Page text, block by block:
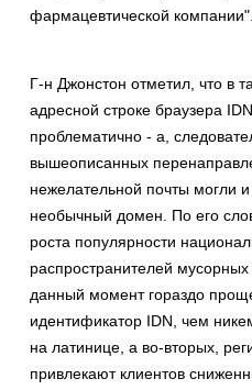
фармацевтической компании".
Г-н Джонстон отметил, что в
адресной строке браузера
проблематично - а,
вышеописанных
нежелательной почты могли
необычный домен. По его
роста популярности
распространителей
данный момент гораздо
идентификатор IDN, чем
на латинице, а во-вторых,
привлекают клиентов